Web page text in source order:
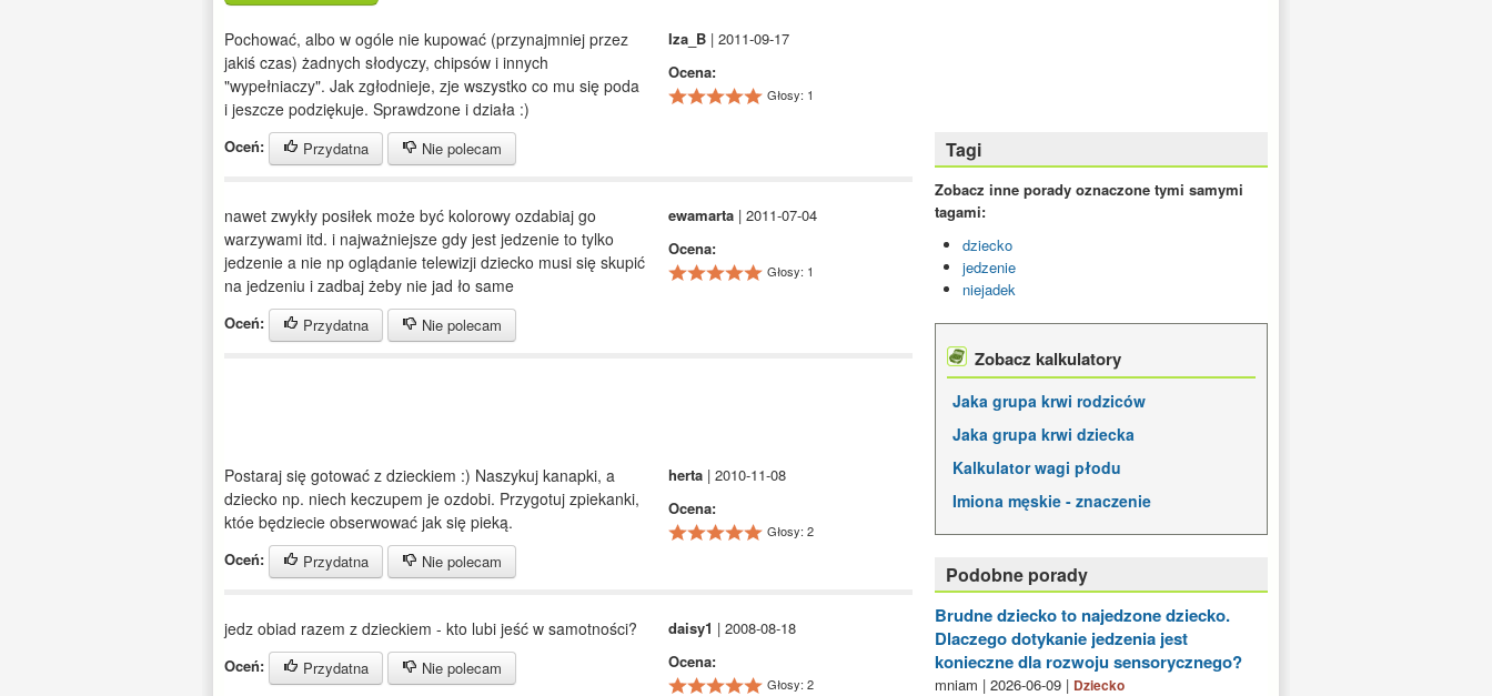
Pochować, albo w ogóle nie kupować (przynajmniej przez
jakiś czas) żadnych słodyczy, chipsów i innych
"wypełniaczy". Jak zgłodnieje, zje wszystko co mu się poda
i jeszcze podziękuje. Sprawdzone i działa :)
Oceń: Przydatna Nie polecam
Iza_B | 2011-09-17
Ocena:
Głosy: 1
nawet zwykły posiłek może być kolorowy ozdabiaj go
warzywami itd. i najważniejsze gdy jest jedzenie to tylko
jedzenie a nie np oglądanie telewizji dziecko musi się skupić
na jedzeniu i zadbaj żeby nie jad ło same
Oceń: Przydatna Nie polecam
ewamarta | 2011-07-04
Ocena:
Głosy: 1
Postaraj się gotować z dzieckiem :) Naszykuj kanapki, a
dziecko np. niech keczupem je ozdobi. Przygotuj zpiekanki,
któe będziecie obserwować jak się pieką.
Oceń: Przydatna Nie polecam
herta | 2010-11-08
Ocena:
Głosy: 2
jedz obiad razem z dzieckiem - kto lubi jeść w samotności?
Oceń: Przydatna Nie polecam
daisy1 | 2008-08-18
Ocena:
Głosy: 2
Tagi
Zobacz inne porady oznaczone tymi samymi
tagami:
dziecko
jedzenie
niejadek
Zobacz kalkulatory
Jaka grupa krwi rodziców
Jaka grupa krwi dziecka
Kalkulator wagi płodu
Imiona męskie - znaczenie
Podobne porady
Brudne dziecko to najedzone dziecko.
Dlaczego dotykanie jedzenia jest
konieczne dla rozwoju sensorycznego?
mniam | 2026-06-09 | Dziecko